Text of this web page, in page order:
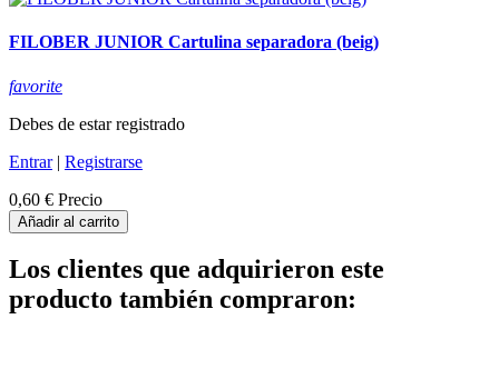
FILOBER JUNIOR Cartulina separadora (beig)
favorite
Debes de estar registrado
Entrar| Registrarse
0,60 € Precio
Añadir al carrito
Los clientes que adquirieron este
producto también compraron: